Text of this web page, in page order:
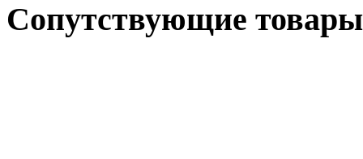
Сопутствующие товары